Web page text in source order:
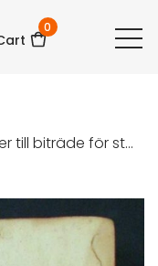
0
till biträde för st...